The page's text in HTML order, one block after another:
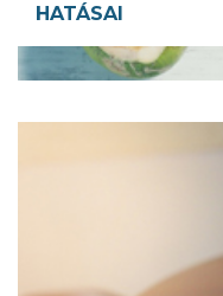
HATÁSAI